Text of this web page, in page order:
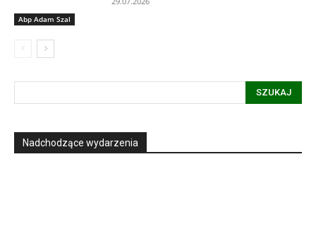
Abp Adam Szal
SZUKAJ
Nadchodzące wydarzenia